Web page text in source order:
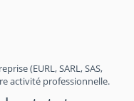
(EURL, SARL, SAS,
activité professionnelle.